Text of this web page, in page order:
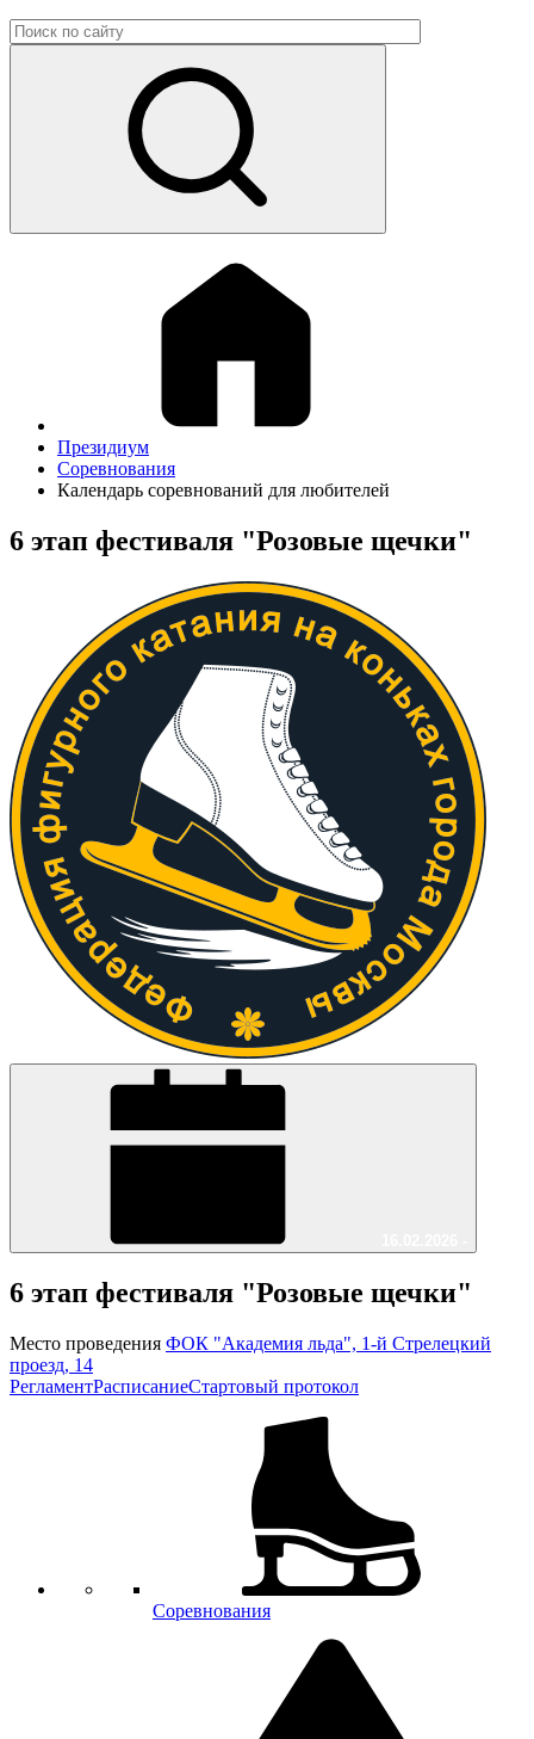
Президиум
Соревнования
Календарь соревнований для любителей
6 этап фестиваля "Розовые щечки"
6 этап фестиваля "Розовые щечки"
Место проведения ФОК "Академия льда", 1-й Стрелецкий
проезд, 14
РегламентРасписаниеСтартовый протокол
Соревнования